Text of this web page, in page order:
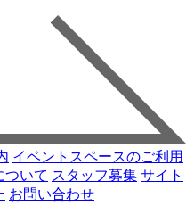
イベントスペースのご利用
ついて スタッフ募集 サイト
お問い合わせ